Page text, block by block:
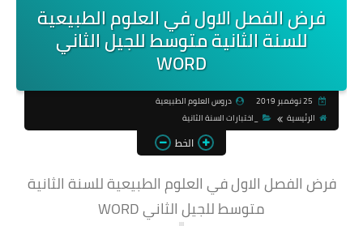
فرض الفصل الاول في العلوم الطبيعية
للسنة الثانية متوسط للجيل الثاني
WORD
دروس العلوم الطبيعية
الرئيسية
_اختبارات السنة الثانية
الخط
فرض الفصل الاول في العلوم الطبيعية للسنة الثانية
متوسط للجيل الثاني WORD